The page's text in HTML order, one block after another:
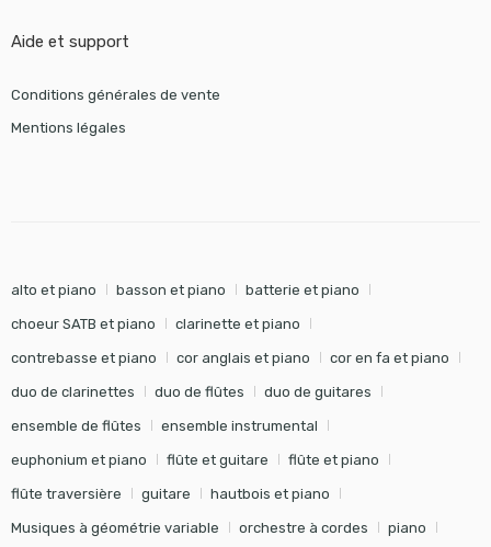
Aide et support
Conditions générales de vente
Mentions légales
alto et piano basson et piano batterie et piano
choeur SATB et piano clarinette et piano
contrebasse et piano cor anglais et piano cor en fa et piano
duo de clarinettes duo de flûtes duo de guitares
ensemble de flûtes ensemble instrumental
euphonium et piano flûte et guitare flûte et piano
flûte traversière guitare hautbois et piano
Musiques à géométrie variable orchestre à cordes piano